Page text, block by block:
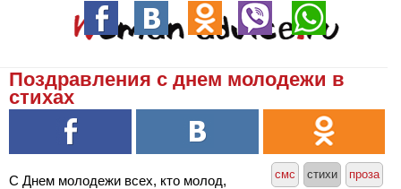
Поздравления с днем молодежи в
стихах
смс стихи проза
C Днем молодежи всех, кто молод,